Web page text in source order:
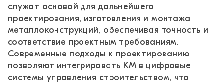
служат основой для дальнейшего
проектирования, изготовления и монтажа
металлоконструкций, обеспечивая точность и
соответствие проектным требованиям.
Современные подходы к проектированию
позволяют интегрировать КМ в цифровые
системы управления строительством, что